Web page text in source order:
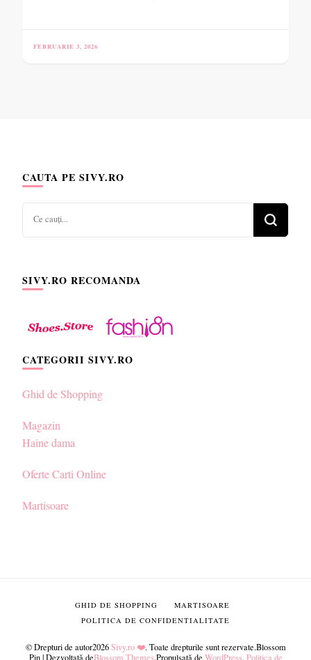
FEBRUARIE 3, 2026
CAUTA PE SIVY.RO
SIVY.RO RECOMANDA
CATEGORII SIVY.RO
Ghid de Shopping
Magazin
Haine dama
Oferte Carti Online
Martisoare
© Drepturi de autor2026Sivy.ro ❤️. Toate drepturile sunt rezervate.Blossom
Pin | Dezvoltată deBlossom Themes.Propulsată de WordPress. Politica de
GHID DE SHOPPING
MARTISOARE
POLITICA DE CONFIDENTIALITATE